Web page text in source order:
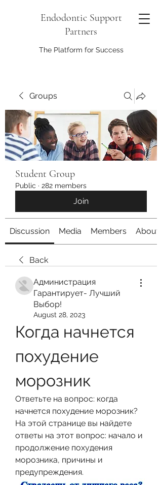
Endodontic Support
Partners
The Platform for Success
Groups
Student Group
Public · 282 members
Join
Discussion Media Members About
Back
Администрация
Гарантирует- Лучший
Выбор!
August 28, 2023
Когда начнется
похудение
морозник
Ответьте на вопрос: когда
начнется похудение морозник?
На этой странице вы найдете
ответы на этот вопрос: начало и
продолжение похудения
морозника, причины и
предупреждения.